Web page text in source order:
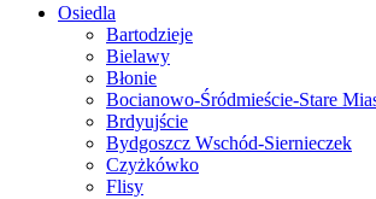
Osiedla
Bartodzieje
Bielawy
Błonie
Bocianowo-Śródmieście-Stare
Brdyujście
Bydgoszcz Wschód-Siernieczek
Czyżkówko
Flisy